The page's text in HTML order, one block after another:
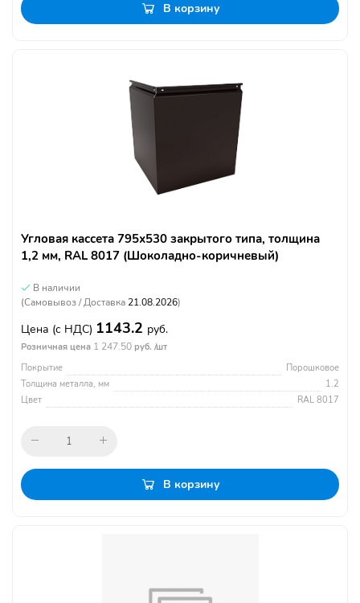
В корзину
Угловая кассета 795х530 закрытого типа, толщина
1,2 мм, RAL 8017 (Шоколадно-коричневый)
В наличии
(Самовывоз / Доставка 21.08.2026)
Цена (с НДС) 1143.2 руб.
Розничная цена 1 247.50 руб. /шт
Покрытие
Порошковое
Толщина металла, мм
1.2
Цвет
RAL 8017
В корзину